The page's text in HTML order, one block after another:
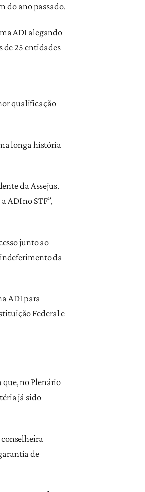
do ano passado.
ADI alegando
de 25 entidades
qualificação
longa história
da Assejus.
ADI no STF”,
junto ao
da
ADI para
Federal e
no Plenário
já sido
de